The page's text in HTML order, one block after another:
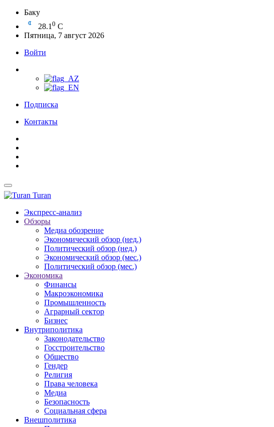
Баку
28.1 0 C
Пятница, 7 август 2026
Войти
Подписка
Контакты
Turan
Экспресс-анализ
Обзоры
Медиа обозрение
Экономический обзор (нед.)
Политический обзор (нед.)
Экономический обзор (мес.)
Политический обзор (мес.)
Экономика
Финансы
Макроэкономика
Промышленность
Аграрный сектор
Бизнес
Внутриполитика
Законодательство
Госстроительство
Общество
Гендер
Религия
Права человека
Медиа
Безопасность
Социальная сфера
Внешполитика